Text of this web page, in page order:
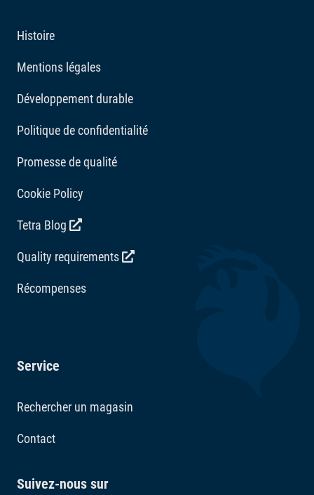
Histoire
Mentions légales
Développement durable
Politique de confidentialité
Promesse de qualité
Cookie Policy
Tetra Blog
Quality requirements
Récompenses
Service
Rechercher un magasin
Contact
Suivez-nous sur